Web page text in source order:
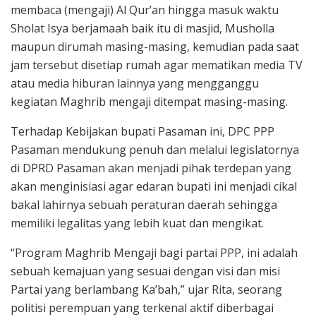
membaca (mengaji) Al Qur’an hingga masuk waktu
Sholat Isya berjamaah baik itu di masjid, Musholla
maupun dirumah masing-masing, kemudian pada saat
jam tersebut disetiap rumah agar mematikan media TV
atau media hiburan lainnya yang mengganggu
kegiatan Maghrib mengaji ditempat masing-masing.
Terhadap Kebijakan bupati Pasaman ini, DPC PPP
Pasaman mendukung penuh dan melalui legislatornya
di DPRD Pasaman akan menjadi pihak terdepan yang
akan menginisiasi agar edaran bupati ini menjadi cikal
bakal lahirnya sebuah peraturan daerah sehingga
memiliki legalitas yang lebih kuat dan mengikat.
“Program Maghrib Mengaji bagi partai PPP, ini adalah
sebuah kemajuan yang sesuai dengan visi dan misi
Partai yang berlambang Ka’bah,” ujar Rita, seorang
politisi perempuan yang terkenal aktif diberbagai